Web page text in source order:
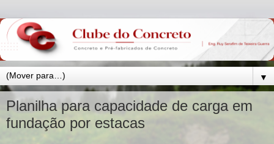
▼
Planilha para capacidade de carga em
fundação por estacas